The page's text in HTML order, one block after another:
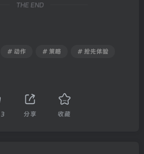
THE END
# 动作 # 策略 # 抢先体验
3 分享 收藏